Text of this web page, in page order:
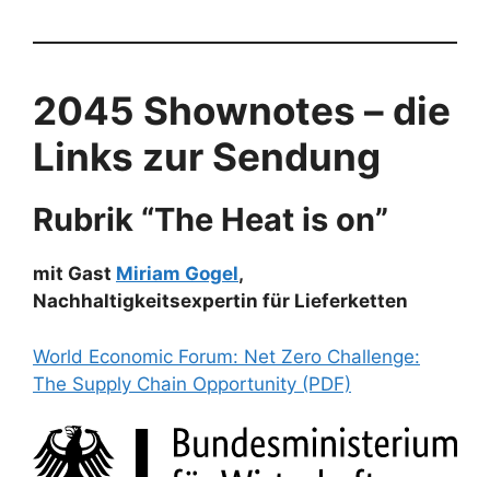
2045 Shownotes – die
Links zur Sendung
Rubrik “The Heat is on”
mit Gast Miriam Gogel,
Nachhaltigkeitsexpertin für Lieferketten
World Economic Forum: Net Zero Challenge:
The Supply Chain Opportunity (PDF)